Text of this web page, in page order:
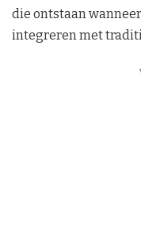
die ontstaan
integreren met